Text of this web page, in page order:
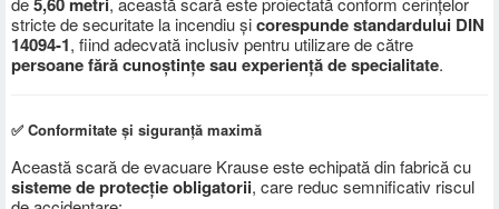
5,60 metri
stricte de securitate la incendiu șicorespunde standardului DIN
14094-1, fiind adecvată inclusiv pentru utilizare de către
persoane fără cunoștințe sau experiență de specialitate.
✅ Conformitate și siguranță maximă
Această scară de evacuare Krause este echipată din fabrică cu
sisteme de protecție obligatorii, care reduc semnificativ riscul